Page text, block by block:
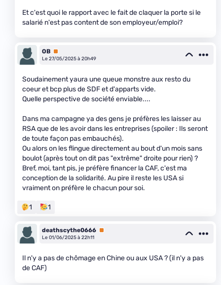
Et c'est quoi le rapport avec le fait de claquer la porte si le
salarié n'est pas content de son employeur/emploi?
OB Premium
Le 27/05/2025 à 20h49
Soudainement yaura une queue monstre aux resto du
coeur et bcp plus de SDF et d'apparts vide.
Quelle perspective de société enviable....
Dans ma campagne ya des gens je préfères les laisser au
RSA que de les avoir dans les entreprises (spoiler : Ils seront
de toute façon pas embauchés).
Ou alors on les flingue directement au bout d'un mois sans
boulot (après tout on dit pas "extrême" droite pour rien) ?
Bref, moi, tant pis, je préfère financer la CAF, c'est ma
conception de la solidarité. Au pire il reste les USA si
vraiment on préfère le chacun pour soi.
1 1
deathscythe0666 Premium
Le 01/06/2025 à 22h11
Il n'y a pas de chômage en Chine ou aux USA ? (il n'y a pas
de CAF)